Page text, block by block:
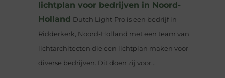
lichtplan voor bedrijven in Noord-
Holland Dutch Light Pro is een bedrijf in
Ridderkerk, Noord-Holland met een team van
lichtarchitecten die een lichtplan maken voor
diverse bedrijven. Dit doen zij voor...